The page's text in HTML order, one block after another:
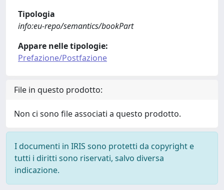
Tipologia
info:eu-repo/semantics/bookPart
Appare nelle tipologie:
Prefazione/Postfazione
File in questo prodotto:
Non ci sono file associati a questo prodotto.
I documenti in IRIS sono protetti da copyright e
tutti i diritti sono riservati, salvo diversa
indicazione.